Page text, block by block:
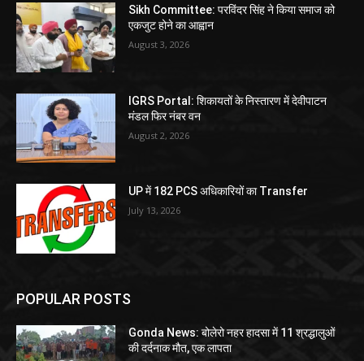
Sikh Committee: परविंदर सिंह ने किया समाज को
एकजुट होने का आह्वान
August 3, 2026
IGRS Portal: शिकायतों के निस्तारण में देवीपाटन
मंडल फिर नंबर वन
August 2, 2026
UP में 182 PCS अधिकारियों का Transfer
July 13, 2026
POPULAR POSTS
Gonda News: बोलेरो नहर हादसा में 11 श्रद्धालुओं
की दर्दनाक मौत, एक लापता